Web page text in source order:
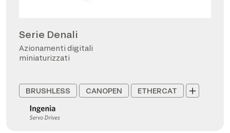
Serie Denali
Azionamenti digitali
miniaturizzati
BRUSHLESS CANOPEN ETHERCAT